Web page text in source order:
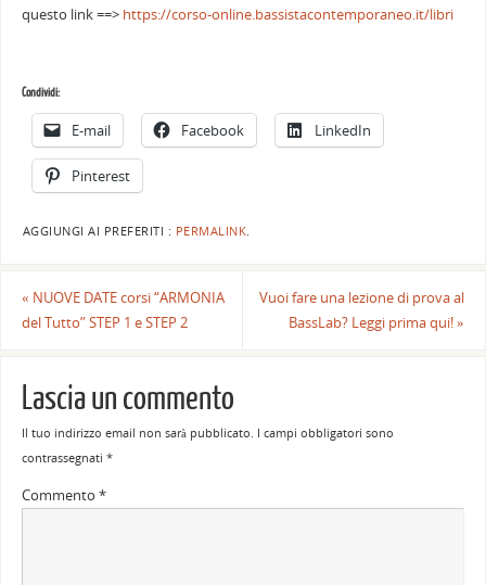
questo link ==> https://corso-online.bassistacontemporaneo.it/libri
Condividi:
E-mail Facebook LinkedIn
Pinterest
AGGIUNGI AI PREFERITI : PERMALINK
« NUOVE DATE corsi “ARMONIA
del Tutto” STEP 1 e STEP 2
Vuoi fare una lezione di prova al
BassLab? Leggi prima qui!»
Lascia un commento
Il tuo indirizzo email non sarà pubblicato. I campi obbligatori sono
contrassegnati *
Commento *